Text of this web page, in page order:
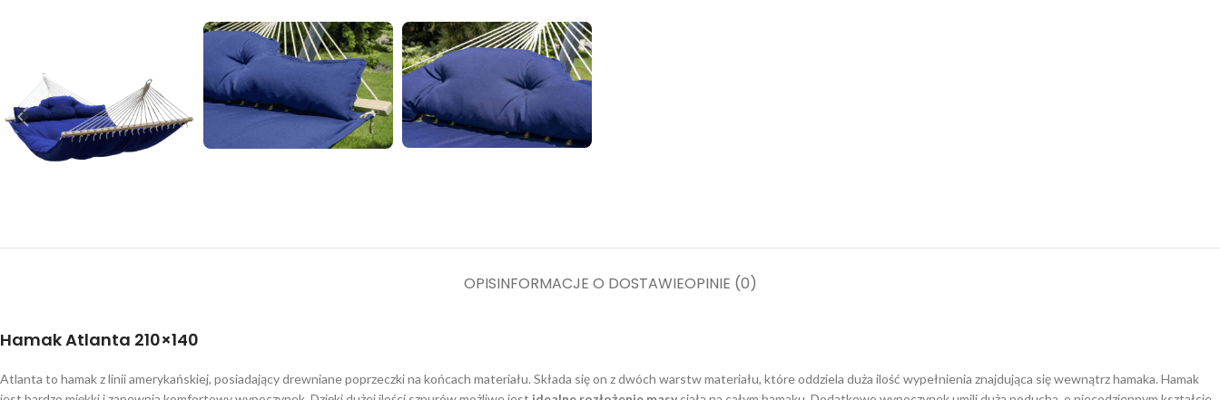
OPISINFORMACJE O DOSTAWIEOPINIE (0)
Hamak Atlanta 210×140
Atlanta to hamak z linii amerykańskiej, posiadający drewniane poprzeczki na końcach materiału. Składa się on z dwóch warstw materiału, które oddziela duża ilość wypełnienia znajdująca się wewnątrz hamaka. Hamak